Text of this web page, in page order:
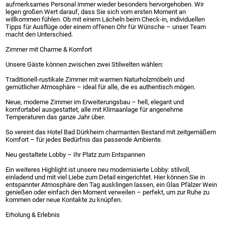
aufmerksames Personal immer wieder besonders hervorgehoben. Wir
legen großen Wert darauf, dass Sie sich vom ersten Moment an
willkommen fühlen. Ob mit einem Lächeln beim Check-in, individuellen
Tipps für Ausflüge oder einem offenen Ohr für Wünsche – unser Team
macht den Unterschied.
Zimmer mit Charme & Komfort
Unsere Gäste können zwischen zwei Stilwelten wählen:
Traditionell-rustikale Zimmer mit warmen Naturholzmöbeln und
gemütlicher Atmosphäre – ideal für alle, die es authentisch mögen.
Neue, moderne Zimmer im Erweiterungsbau – hell, elegant und
komfortabel ausgestattet, alle mit Klimaanlage für angenehme
Temperaturen das ganze Jahr über.
So vereint das Hotel Bad Dürkheim charmanten Bestand mit zeitgemäßem
Komfort – für jedes Bedürfnis das passende Ambiente.
Neu gestaltete Lobby – Ihr Platz zum Entspannen
Ein weiteres Highlight ist unsere neu modernisierte Lobby: stilvoll,
einladend und mit viel Liebe zum Detail eingerichtet. Hier können Sie in
entspannter Atmosphäre den Tag ausklingen lassen, ein Glas Pfälzer Wein
genießen oder einfach den Moment verweilen – perfekt, um zur Ruhe zu
kommen oder neue Kontakte zu knüpfen.
Erholung & Erlebnis